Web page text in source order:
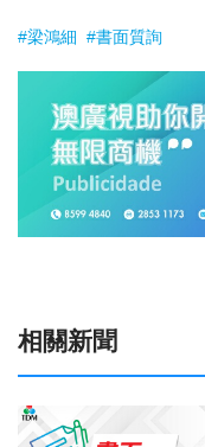
#梁鴻細 #書面質詢
相關新聞